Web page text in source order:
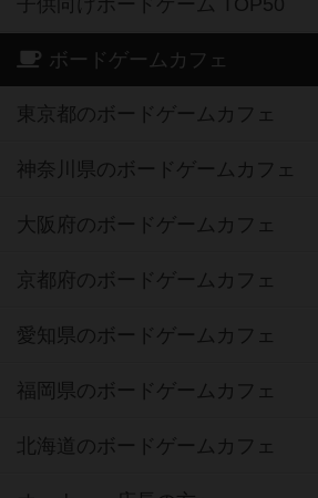
ボードゲームカフェ
東京都のボードゲームカフェ
神奈川県のボードゲームカフェ
大阪府のボードゲームカフェ
京都府のボードゲームカフェ
愛知県のボードゲームカフェ
福岡県のボードゲームカフェ
北海道のボードゲームカフェ